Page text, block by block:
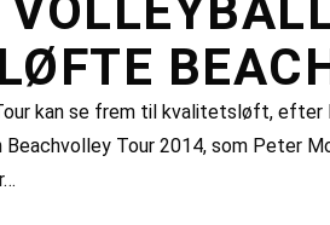
kan se frem til kvalitetsløft,
Tour 2014, som Peter